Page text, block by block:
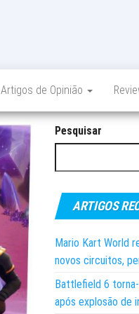
Artigos de Opinião
Pesquisar
ARTIGOS
Mario Kart World
novos circuitos,
Battlefield 6
após explosão de